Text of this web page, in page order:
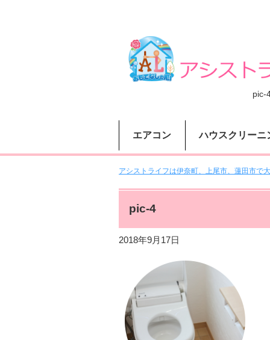
pic-
エアコン ハウスクリーニ
アシストライフは伊奈町、上尾市、蓮田市で
pic-4
2018年9月17日